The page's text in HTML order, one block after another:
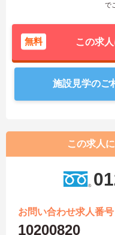
で
無料 この求
施設見学のご
この求人
お問い合わせ求人番号
10200820